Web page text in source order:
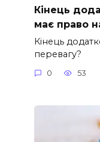
Кінець
має право
Кінець
перевагу?
0 53